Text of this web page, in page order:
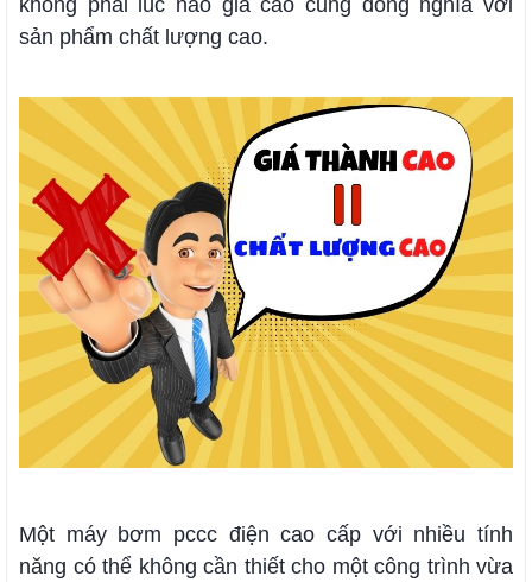
không phải lúc nào giá cao cũng đồng nghĩa với
sản phẩm chất lượng cao.
Một máy bơm pccc điện cao cấp với nhiều tính
năng có thể không cần thiết cho một công trình vừa